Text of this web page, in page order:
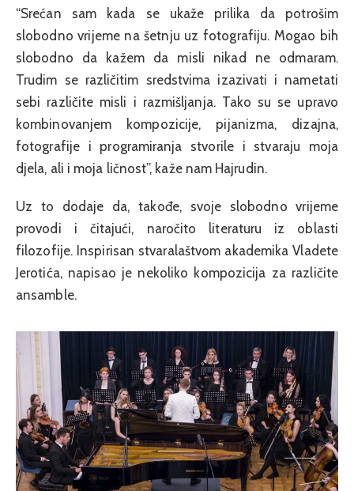
“Srećan sam kada se ukaže prilika da potrošim
slobodno vrijeme na šetnju uz fotografiju. Mogao bih
slobodno da kažem da misli nikad ne odmaram.
Trudim se različitim sredstvima izazivati i nametati
sebi različite misli i razmišljanja. Tako su se upravo
kombinovanjem kompozicije, pijanizma, dizajna,
fotografije i programiranja stvorile i stvaraju moja
djela, ali i moja ličnost”, kaže nam Hajrudin.
Uz to dodaje da, takođe, svoje slobodno vrijeme
provodi i čitajući, naročito literaturu iz oblasti
filozofije. Inspirisan stvaralaštvom akademika Vladete
Jerotića, napisao je nekoliko kompozicija za različite
ansamble.